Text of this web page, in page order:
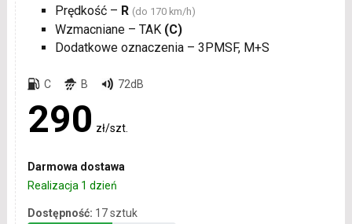
Prędkość – R (do 170 km/h)
Wzmacniane – TAK (C)
Dodatkowe oznaczenia – 3PMSF, M+S
C B 72dB
290 zł/szt.
Darmowa dostawa
Realizacja 1 dzień
Dostępność: 17 sztuk